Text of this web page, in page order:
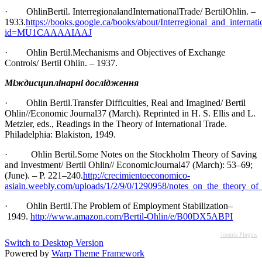
· OhlinBertil. InterregionalandInternationalTrade/ BertilOhlin. –
1933.https://books.google.ca/books/about/
id=MU1CAAAAIAAJ
· Ohlin Bertil.Mechanisms and Objectives of Exchange
Controls/ Bertil Ohlin. – 1937.
Міждисциплінарні дослідження
· Ohlin Bertil.Transfer Difficulties, Real and Imagined/ Bertil
Ohlin//Economic Journal37 (March). Reprinted in H. S. Ellis and L.
Metzler, eds., Readings in the Theory of International Trade.
Philadelphia: Blakiston, 1949.
· Ohlin Bertil.Some Notes on the Stockholm Theory of Saving
and Investment/ Bertil Ohlin// EconomicJournal47 (March): 53–69;
(June). – Р. 221–240.http://crecimientoeconomico-
asiain.weebly.com/uploads/1/2/9/0/1290958/
· Ohlin Bertil.The Problem of Employment Stabilization–
1949. http://www.amazon.com/Bertil-Ohlin/e/B00DX5ABPI
Joomla Plugins
Switch to Desktop Version
Powered by Warp Theme Framework